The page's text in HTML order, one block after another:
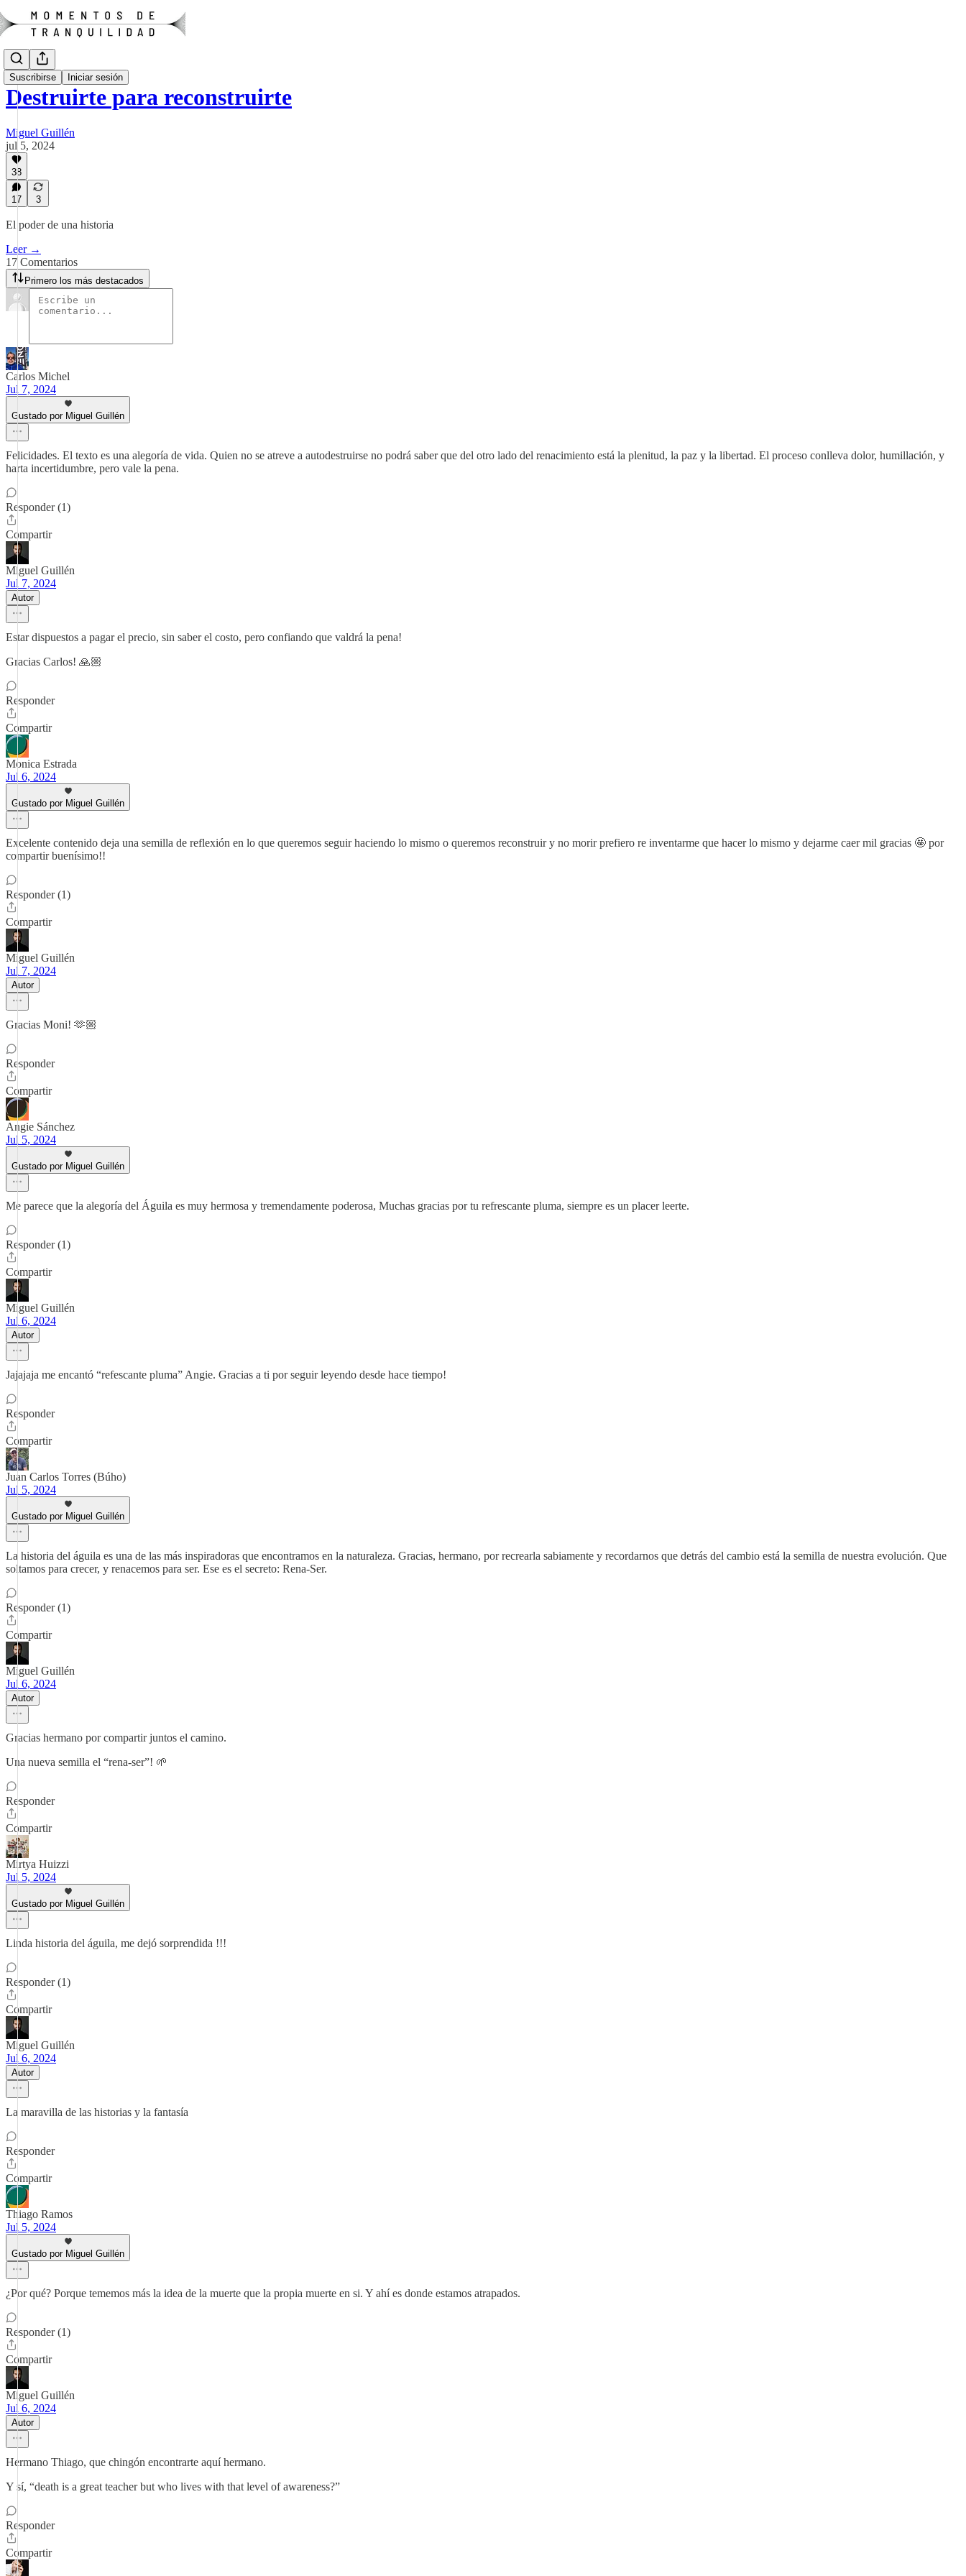
Suscribirse Iniciar sesión
Destruirte para reconstruirte
Miguel Guillén
jul 5, 2024
38
17 3
El poder de una historia
Leer →
17 Comentarios
Primero los más destacados
Carlos Michel
Jul 7, 2024
Gustado por Miguel Guillén
Felicidades. El texto es una alegoría de vida. Quien no se atreve a autodestruirse no podrá saber que del otro lado del renacimiento está la plenitud, la paz y la libertad. El proceso conlleva dolor, humillación, y
harta incertidumbre, pero vale la pena.
Responder (1)
Compartir
Miguel Guillén
Jul 7, 2024
Autor
Estar dispuestos a pagar el precio, sin saber el costo, pero confiando que valdrá la pena!
Gracias Carlos! 🙏🏼
Responder
Compartir
Monica Estrada
Jul 6, 2024
Gustado por Miguel Guillén
Excelente contenido deja una semilla de reflexión en lo que queremos seguir haciendo lo mismo o queremos reconstruir y no morir prefiero re inventarme que hacer lo mismo y dejarme caer mil gracias 🤩 por
compartir buenísimo!!
Responder (1)
Compartir
Miguel Guillén
Jul 7, 2024
Autor
Gracias Moni! 🫶🏼
Responder
Compartir
Angie Sánchez
Jul 5, 2024
Gustado por Miguel Guillén
Me parece que la alegoría del Águila es muy hermosa y tremendamente poderosa, Muchas gracias por tu refrescante pluma, siempre es un placer leerte.
Responder (1)
Compartir
Miguel Guillén
Jul 6, 2024
Autor
Jajajaja me encantó “refescante pluma” Angie. Gracias a ti por seguir leyendo desde hace tiempo!
Responder
Compartir
Juan Carlos Torres (Búho)
Jul 5, 2024
Gustado por Miguel Guillén
La historia del águila es una de las más inspiradoras que encontramos en la naturaleza. Gracias, hermano, por recrearla sabiamente y recordarnos que detrás del cambio está la semilla de nuestra evolución. Que
soltamos para crecer, y renacemos para ser. Ese es el secreto: Rena-Ser.
Responder (1)
Compartir
Miguel Guillén
Jul 6, 2024
Autor
Gracias hermano por compartir juntos el camino.
Una nueva semilla el “rena-ser”! 🌱
Responder
Compartir
Mirtya Huizzi
Jul 5, 2024
Gustado por Miguel Guillén
Linda historia del águila, me dejó sorprendida !!!
Responder (1)
Compartir
Miguel Guillén
Jul 6, 2024
Autor
La maravilla de las historias y la fantasía
Responder
Compartir
Thiago Ramos
Jul 5, 2024
Gustado por Miguel Guillén
¿Por qué? Porque tememos más la idea de la muerte que la propia muerte en si. Y ahí es donde estamos atrapados.
Responder (1)
Compartir
Miguel Guillén
Jul 6, 2024
Autor
Hermano Thiago, que chingón encontrarte aquí hermano.
Y sí, “death is a great teacher but who lives with that level of awareness?”
Responder
Compartir